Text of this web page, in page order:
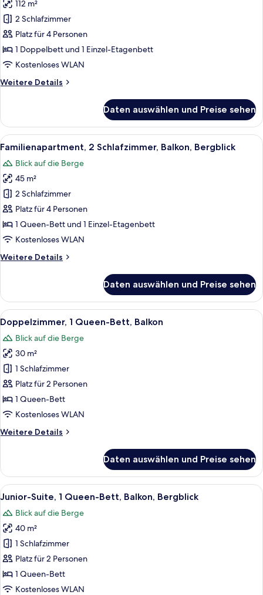
Familien-
Maisonette,
2 Schlafzimmer,
2
Bäder,
anzeigen
112 m²
2 Schlafzimmer
Platz für 4 Personen
1 Doppelbett und 1 Einzel-Etagenbett
Kostenloses WLAN
Weitere Details
Weitere
Maisonette,
2 Schlafzimmer,
2
Bergblick
Daten auswählen und Preise sehen
Alle
Fotos
für
Familienapartment,
2 Schlafzimmer,
Balkon,
Bergblick
anzeigen
Ein modernes Zimmer mit einer
4
Familienapartment, 2 Schlafzimmer, Balkon, Bergblick
Blick auf die Berge
45 m²
2 Schlafzimmer
Platz für 4 Personen
1 Queen-Bett und 1 Einzel-Etagenbett
Kostenloses WLAN
Weitere Details
Weitere
2 Schlafzimmer,
Balkon,
Bergblick
Daten auswählen und Preise sehen
Alle
Fotos
für
Doppelzimmer,
Queen-
Bett,
Balkon
Ein modernes Hotelzimmer mit
8
Doppelzimmer, 1 Queen-Bett, Balkon
Blick auf die Berge
30 m²
1 Schlafzimmer
Platz für 2 Personen
1 Queen-Bett
Kostenloses WLAN
Weitere Details
Weitere
1
Queen-
Bett,
Daten auswählen und Preise sehen
Alle
Fotos
für
Junior-
Suite,
1
Queen-
Bett,
Ein Hotelzimmer mit Holzdielen im
7
Junior-Suite, 1 Queen-Bett, Balkon, Bergblick
Blick auf die Berge
40 m²
1 Schlafzimmer
Platz für 2 Personen
1 Queen-Bett
Kostenloses WLAN